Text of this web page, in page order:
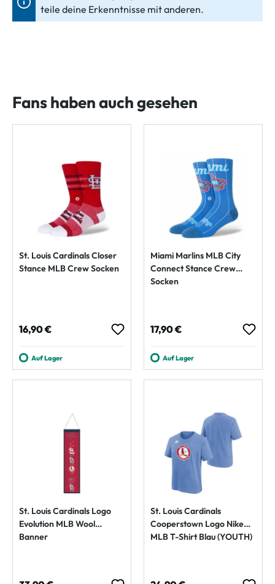
teile deine Erkenntnisse mit anderen.
Fans haben auch gesehen
St. Louis Cardinals Closer
Stance MLB Crew Socken
Regulärer Preis:
16,90 €
Auf Lager
Miami Marlins MLB City
Connect Stance Crew
Socken
Regulärer Preis:
17,90 €
Auf Lager
St. Louis Cardinals Logo
Evolution MLB Wool
Banner
St. Louis Cardinals
Cooperstown Logo Nike
MLB T-Shirt Blau (YOUTH)